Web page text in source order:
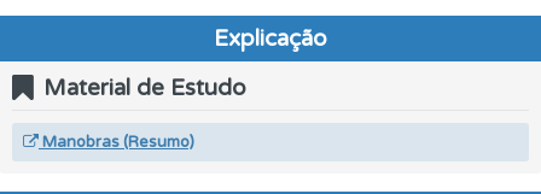
Explicação
Material de Estudo
Manobras (Resumo)